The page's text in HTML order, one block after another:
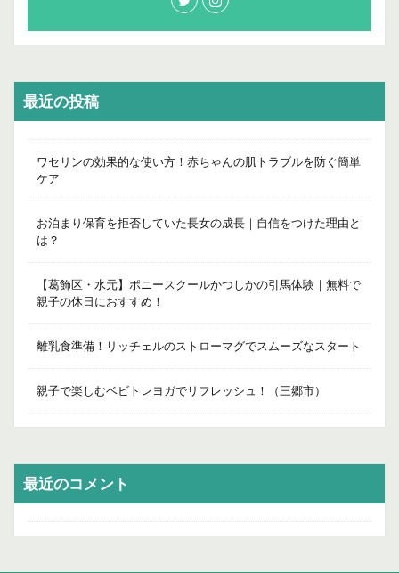
最近の投稿
ワセリンの効果的な使い方！赤ちゃんの肌トラブルを防ぐ簡単
ケア
お泊まり保育を拒否していた長女の成長｜自信をつけた理由と
は？
【葛飾区・水元】ポニースクールかつしかの引馬体験｜無料で
親子の休日におすすめ！
離乳食準備！リッチェルのストローマグでスムーズなスタート
親子で楽しむベビトレヨガでリフレッシュ！（三郷市）
最近のコメント